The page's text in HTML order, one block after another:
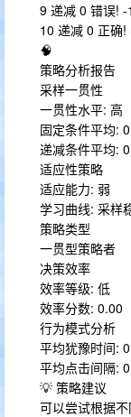
9 递减 0 错误! -
10 递减 0 正确!
🧠
策略分析报告
采样一贯性
一贯性水平: 高
固定条件平均:
递减条件平均:
适应性策略
适应能力: 弱
学习曲线: 采样
策略类型
一贯型策略者
决策效率
效率等级: 低
效率分数: 0.00
行为模式分析
平均犹豫时间:
平均点击间隔:
💡 策略建议
可以尝试根据